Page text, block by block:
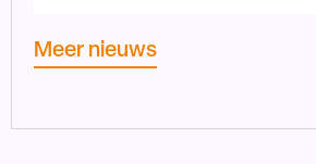
Meer nieuws